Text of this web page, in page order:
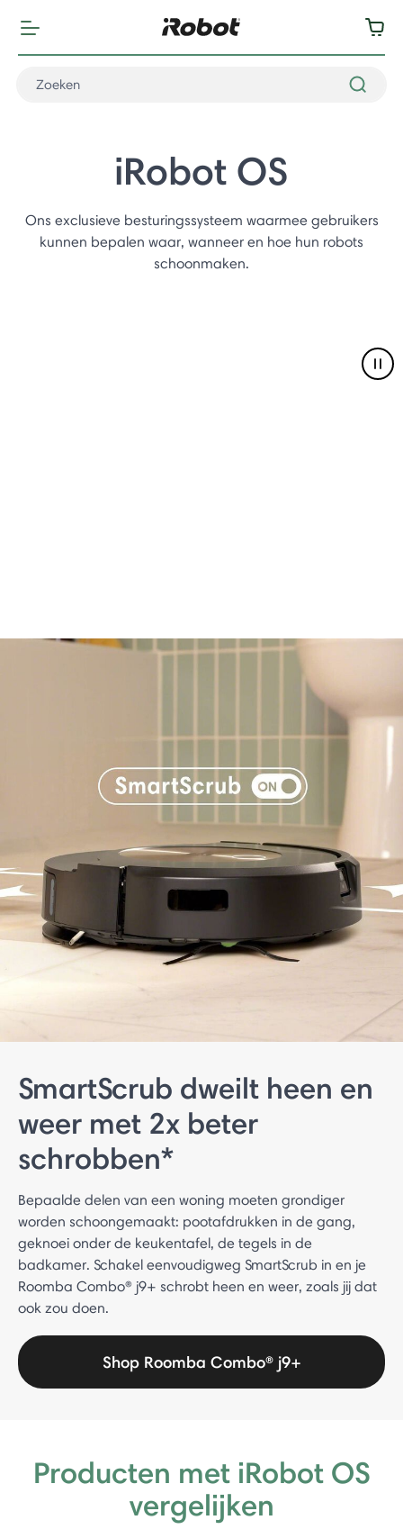
iRobot OS
Ons exclusieve besturingssysteem waarmee gebruikers
kunnen bepalen waar, wanneer en hoe hun robots
schoonmaken.
SmartScrub dweilt heen en
weer met 2x beter
schrobben*
Bepaalde delen van een woning moeten grondiger
worden schoongemaakt: pootafdrukken in de gang,
geknoei onder de keukentafel, de tegels in de
badkamer. Schakel eenvoudigweg SmartScrub in en je
Roomba Combo® j9+ schrobt heen en weer, zoals jij dat
ook zou doen.
Shop Roomba Combo® j9+
Producten met iRobot OS
vergelijken